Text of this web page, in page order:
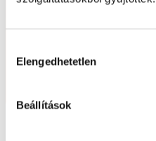
kiválasztása
Elengedhetetlen
Beállítások